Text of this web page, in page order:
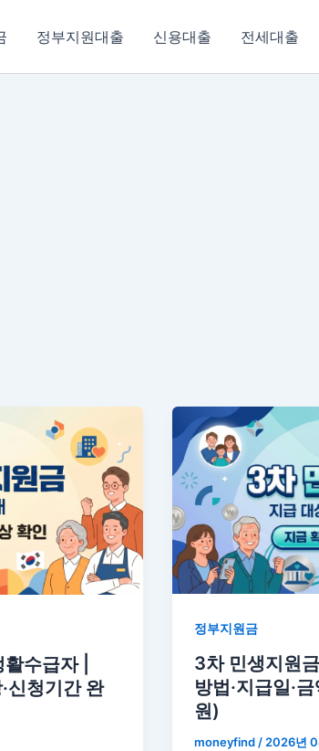
정부지원대출 신용대출 전세대출
수급자 |
신청기간 완
정부지원금
3차 민생지원
방법·지급일·
원)
moneyfind / 2026년